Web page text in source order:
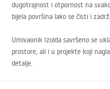
dugotrajnost i otpornost na
bijela površina lako se čisti i
Umivaonik Izolda savršeno se
prostore, ali i u projekte koji
detalje.